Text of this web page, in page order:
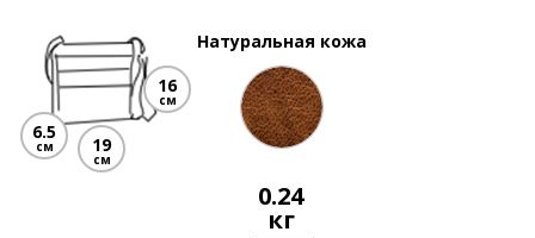
6.5
см
16
см
19
см
Натуральная кожа
0.24
кг